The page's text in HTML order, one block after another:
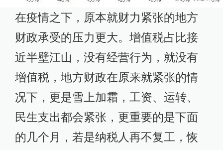
在疫情之下，原本就财力紧张的地方
财政承受的压力更大。增值税占比接
近半壁江山，没有经营行为，就没有
增值税，地方财政在原来就紧张的情
况下，更是雪上加霜，工资、运转、
民生支出都会紧张，更重要的是下面
的几个月，若是纳税人再不复工，恢